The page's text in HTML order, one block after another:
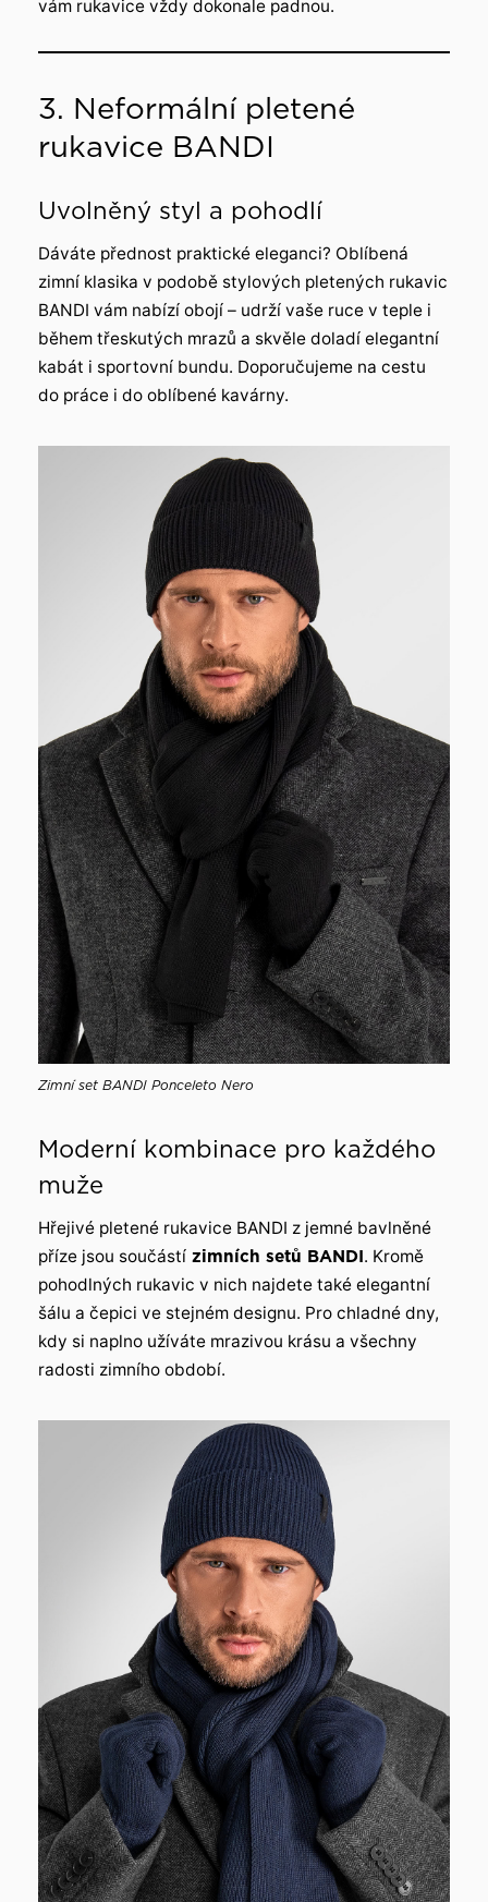
vám rukavice vždy dokonale padnou.
3. Neformální pletené
rukavice BANDI
Uvolněný styl a pohodlí
Dáváte přednost praktické eleganci? Oblíbená
zimní klasika v podobě stylových pletených rukavic
BANDI vám nabízí obojí – udrží vaše ruce v teple i
během třeskutých mrazů a skvěle doladí elegantní
kabát i sportovní bundu. Doporučujeme na cestu
do práce i do oblíbené kavárny.
Zimní set BANDI Ponceleto Nero
Moderní kombinace pro každého
muže
Hřejivé pletené rukavice BANDI z jemné bavlněné
příze jsou součástí zimních setů BANDI. Kromě
pohodlných rukavic v nich najdete také elegantní
šálu a čepici ve stejném designu. Pro chladné dny,
kdy si naplno užíváte mrazivou krásu a všechny
radosti zimního období.